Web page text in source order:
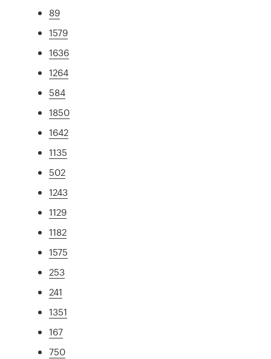
89
1579
1636
1264
584
1850
1642
1135
502
1243
1129
1182
1575
253
241
1351
167
750